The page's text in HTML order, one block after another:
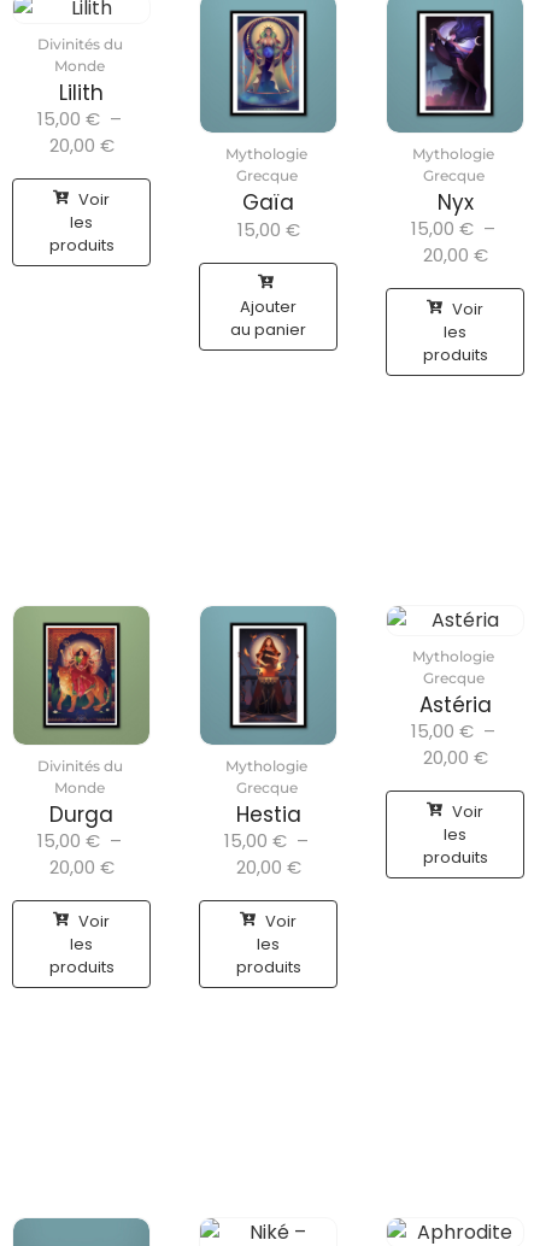
Divinités du
Monde
Lilith
15,00 € –
20,00 €
Voir
les
produits
Mythologie
Grecque
Gaïa
15,00 €
Ajouter
au panier
Mythologie
Grecque
Nyx
15,00 € –
20,00 €
Voir
les
produits
Divinités du
Monde
Durga
15,00 € –
20,00 €
Voir
les
produits
Mythologie
Grecque
Hestia
15,00 € –
20,00 €
Voir
les
produits
Mythologie
Grecque
Astéria
15,00 € –
20,00 €
Voir
les
produits